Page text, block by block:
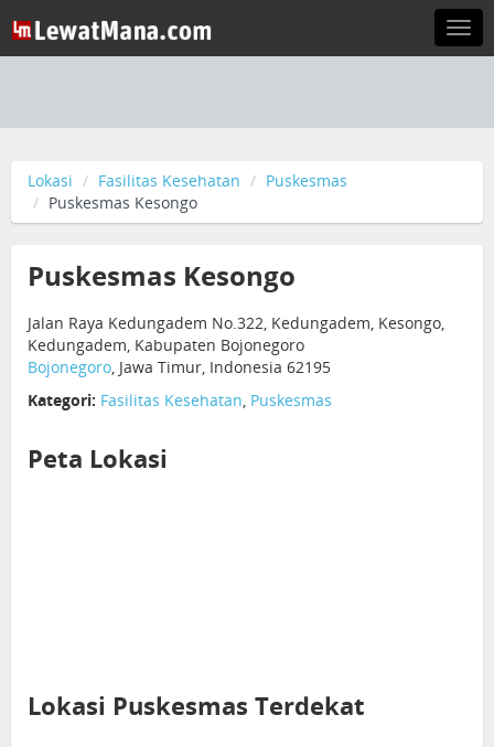
Lokasi Fasilitas Kesehatan
Puskesmas
Puskesmas Kesongo
Puskesmas Kesongo
Jalan Raya Kedungadem No.322, Kedungadem, Kesongo,
Kedungadem, Kabupaten Bojonegoro
Bojonegoro, Jawa Timur, Indonesia 62195
Kategori: Fasilitas Kesehatan, Puskesmas
Peta Lokasi
Lokasi Puskesmas Terdekat